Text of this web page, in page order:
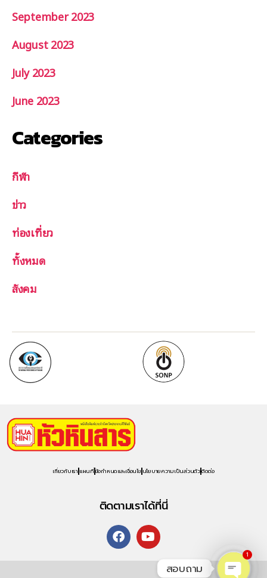
September 2023
August 2023
July 2023
June 2023
Categories
กีฬา
ข่าว
ท่องเที่ยว
ทั้งหมด
สังคม
เกี่ยวกับเรา แผนที่ ข้อกำหนดและเงื่อนไข นโยบายความเป็นส่วนตัวติดต่อ
ติดตามเราได้ที่นี่
สอบถาม
1